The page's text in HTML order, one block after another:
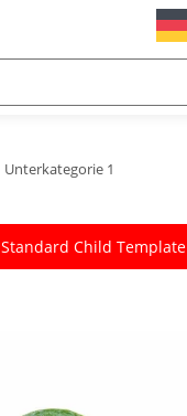
Unterkategorie 1
Standard Child Template